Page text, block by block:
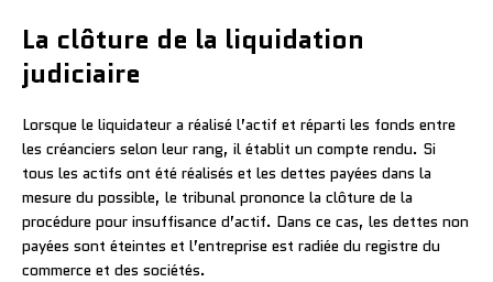
La clôture de la liquidation
judiciaire
Lorsque le liquidateur a réalisé l’actif et réparti les fonds entre
les créanciers selon leur rang, il établit un compte rendu. Si
tous les actifs ont été réalisés et les dettes payées dans la
mesure du possible, le tribunal prononce la clôture de la
procédure pour insuffisance d’actif. Dans ce cas, les dettes non
payées sont éteintes et l’entreprise est radiée du registre du
commerce et des sociétés.